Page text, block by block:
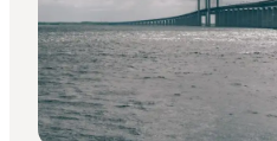
Planlæg din tur
CopenPay
Copenhagen Card